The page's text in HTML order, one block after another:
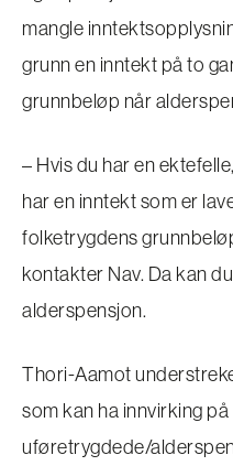
mangle
grunn en inntekt på to
grunnbeløp når
– Hvis du har en
har en inntekt som er
folketrygdens
kontakter Nav. Da kan
alderspensjon.
Thori-Aamot
som kan ha innvirking på
uføretrygdede/